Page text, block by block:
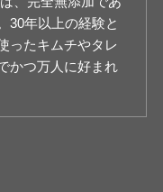
30年以上の経験と
ったキムチやタレ
かつ万人に好まれ